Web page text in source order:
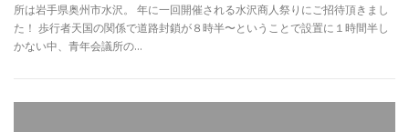
所は岩手県奥州市水沢。 年に一回開催される水沢商人祭りにご招待頂きまし
た！ 歩行者天国の関係で道路封鎖が８時半〜ということで設置に１時間半し
かない中、青年会議所の…